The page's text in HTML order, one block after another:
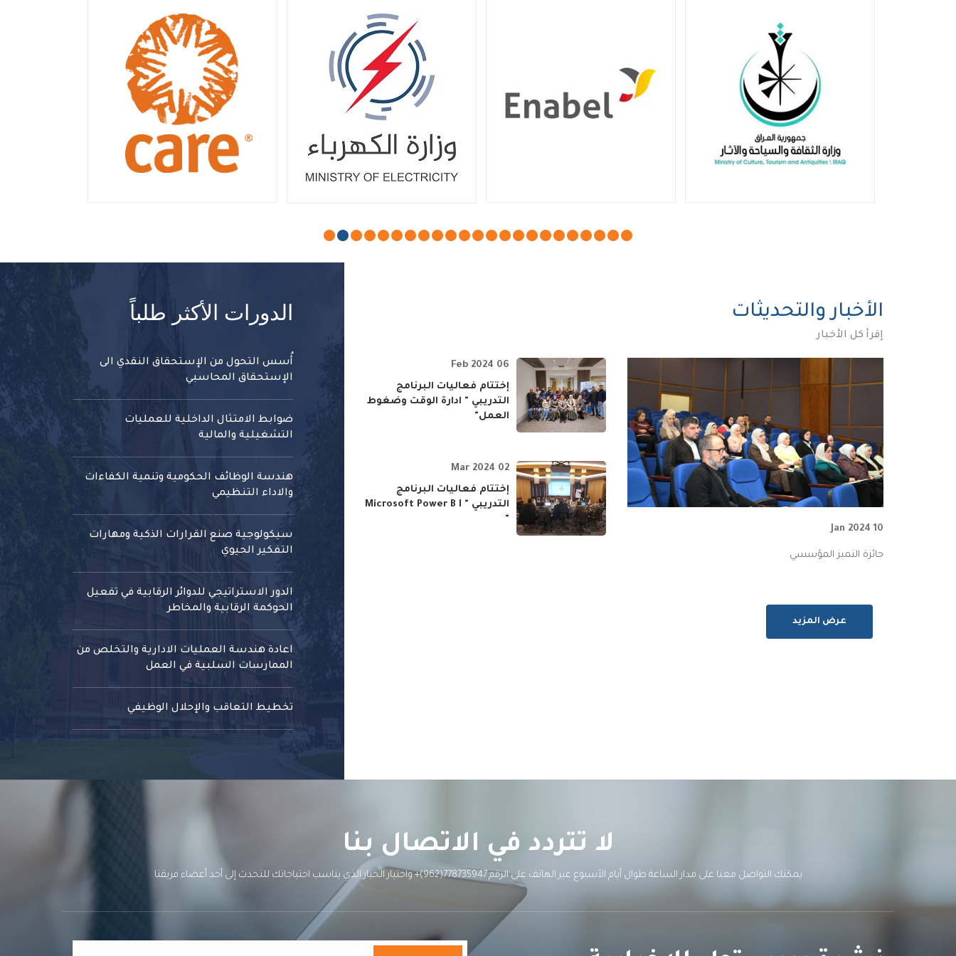
الأخبار والتحديثات
إقرأ كل الأخبار
10 Jan 2024
جائزة التميز المؤسسي
عرض المزيد
06 Feb 2024
إختتام فعاليات البرنامج
التدريبي " ادارة الوقت وضغوط
العمل"
02 Mar 2024
إختتام فعاليات البرنامج
التدريبي " Microsoft Power B I
"
الدورات الأكثر طلباً
أُسس التحول من الإستحقاق النقدي الى
الإستحقاق المحاسبي
ضوابط الامتثال الداخلية للعمليات
التشغيلية والمالية
هندسة الوظائف الحكومية وتنمية الكفاءات
والاداء التنظيمي
سيكولوجية صنع القرارات الذكية ومهارات
التفكير الحيوي
الدور الاستراتيجي للدوائر الرقابية في تفعيل
الحوكمة الرقابية والمخاطر
اعادة هندسة العمليات الادارية والتخلص من
الممارسات السلبية في العمل
تخطيط التعاقب والإحلال الوظيفي
لا تتردد في الاتصال بنا
يمكنك التواصل معنا على مدار الساعة طوال أيام الأسبوع عبر الهاتف على الرقم 778735947(962)+ واختيار الخيار الذي يناسب احتياجاتك للتحدث إلى أحد أعضاء فريقنا